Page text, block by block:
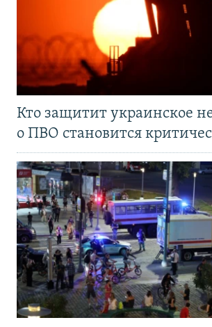
Кто защитит украинское
о ПВО становится